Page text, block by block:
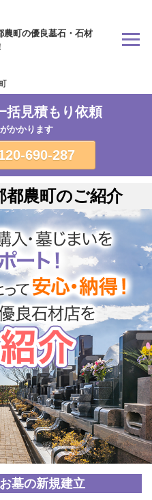
農町の優良墓石・石材
括見積もり依頼
かかります
690-287
都農町のご紹介
墓の新規建立